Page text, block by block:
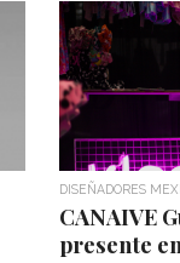
DISEÑADORES
CANAIVE
presente